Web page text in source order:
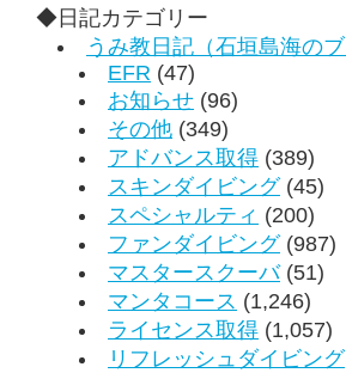
◆日記カテゴリー
うみ教日記（石垣島海のブ
EFR (47)
お知らせ (96)
その他 (349)
アドバンス取得 (389)
スキンダイビング(45)
スペシャルティ (200)
ファンダイビング(987)
マスタースクーバ(51)
マンタコース (1,246)
ライセンス取得 (1,057)
リフレッシュダイビング